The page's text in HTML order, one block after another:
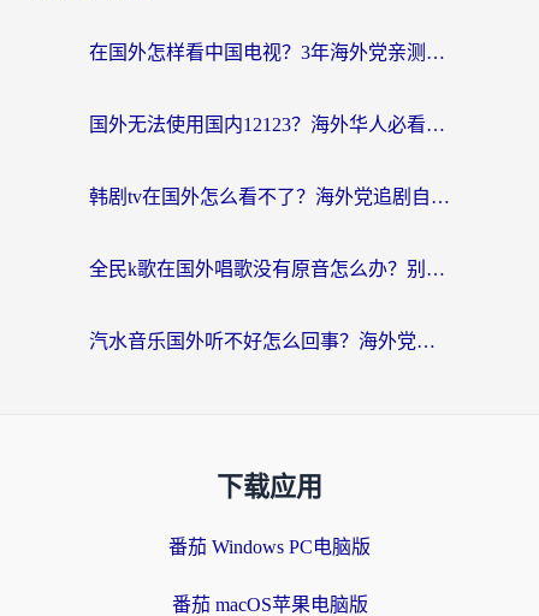
在国外怎样看中国电视？3年海外党亲测有效的追剧加速器指南
国外无法使用国内12123？海外华人必看：选对回国加速器，解决迪拜语音+12123访问难题
韩剧tv在国外怎么看不了？海外党追剧自由的终极解决方案来了
全民k歌在国外唱歌没有原音怎么办？别让地域限制毁了你的麦霸时刻
汽水音乐国外听不好怎么回事？海外党亲测有效的回国加速方案来了
下载应用
番茄 Windows PC电脑版
番茄 macOS苹果电脑版